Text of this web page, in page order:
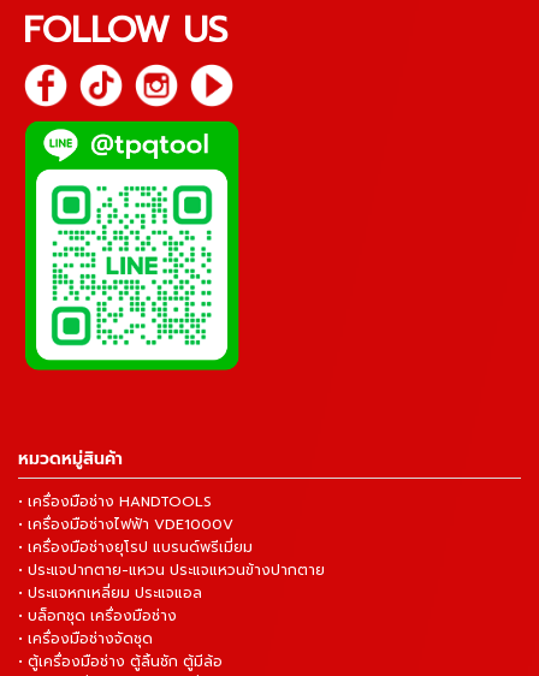
FOLLOW US
หมวดหมู่สินค้า
• เครื่องมือช่าง HANDTOOLS
• เครื่องมือช่างไฟฟ้า VDE1000V
• เครื่องมือช่างยุโรป แบรนด์พรีเมี่ยม
• ประแจปากตาย-แหวน ประแจแหวนข้างปากตาย
• ประแจหกเหลี่ยม ประแจแอล
• บล็อกชุด เครื่องมือช่าง
• เครื่องมือช่างจัดชุด
• ตู้เครื่องมือช่าง ตู้ลิ้นชัก ตู้มีล้อ